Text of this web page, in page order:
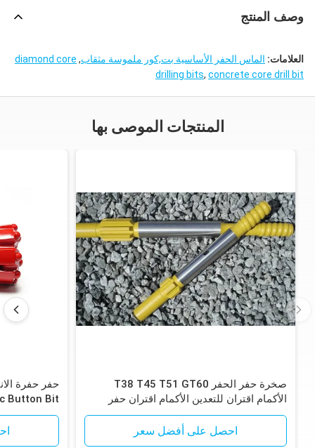
وصف المنتج
العلامات: الماس الحفر الأساسية بت,كور ملموسة مثقاب,
diamond core
drilling bits, concrete core drill bit
المنتجات الموصى بها
صخرة حفر الحفر T38 T45 T51 GT60
الأكمام اقتران للتعدين الأكمام اقتران حفر
الصخور
احصل على أفضل سعر
Button Bit